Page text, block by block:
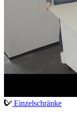
Einzelschränke